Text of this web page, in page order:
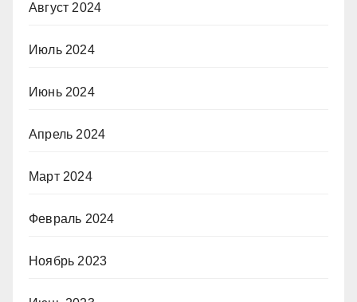
Август 2024
Июль 2024
Июнь 2024
Апрель 2024
Март 2024
Февраль 2024
Ноябрь 2023